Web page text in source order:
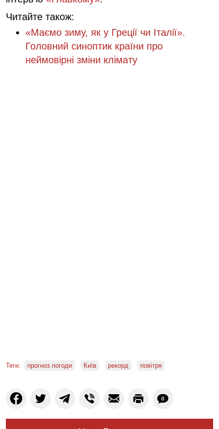
Читайте також:
«Маємо зиму, як у Греції чи Італії».
Головний синоптик країни про
неймовірні зміни клімату
Теги: прогноз погоди Київ рекорд повітря
0